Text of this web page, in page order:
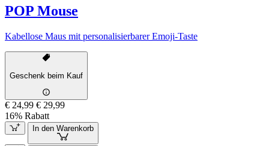
POP Mouse
Kabellose Maus mit personalisierbarer Emoji-Taste
Geschenk beim Kauf
€ 24,99 € 29,99
16% Rabatt
In den Warenkorb